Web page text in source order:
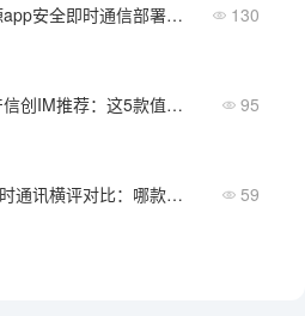
2026年开源app安全即时通信部署趋势与实操指南 130
2026年国产信创IM推荐：这5款值得关注 95
金融行业即时通讯横评对比：哪款更适合你的企业？ 59